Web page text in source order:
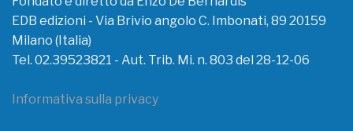
EDB edizioni - Via Brivio angolo C. Imbonati, 89 20159
Milano (Italia)
Tel. 02.39523821 - Aut. Trib. Mi. n. 803 del 28-12-06
Informativa sulla privacy